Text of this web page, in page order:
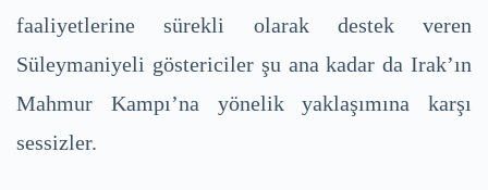
faaliyetlerine sürekli olarak destek veren
Süleymaniyeli göstericiler şu ana kadar da Irak’ın
Mahmur Kampı’na yönelik yaklaşımına karşı
sessizler.